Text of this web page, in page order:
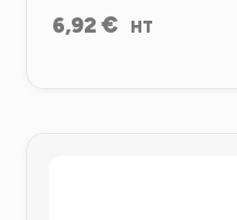
6,92 € HT